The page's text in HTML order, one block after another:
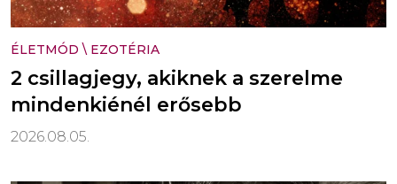
ÉLETMÓD \ EZOTÉRIA
2 csillagjegy, akiknek a szerelme
mindenkiénél erősebb
2026.08.05.